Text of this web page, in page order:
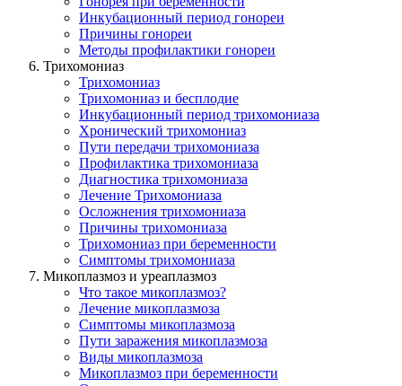
Инкубационный период гонореи
Причины гонореи
Методы профилактики гонореи
Трихомониаз
Трихомониаз
Трихомониаз и бесплодие
Инкубационный период трихомониазa
Хронический трихомониаз
Пути передачи трихомониазa
Профилактика трихомониазa
Диагностика трихомониазa
Лечение Трихомониаза
Осложнения трихомониаза
Причины трихомониаза
Трихомониаз при беременности
Симптомы трихомониаза
Микоплазмоз и уреаплазмоз
Что такое микоплазмоз?
Лечение микоплазмозa
Симптомы микоплазмозa
Пути заражения микоплазмозa
Виды микоплазмоза
Микоплазмоз при беременности